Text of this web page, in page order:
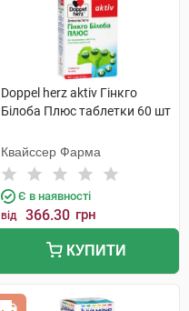
Doppel herz aktiv Гінкго
Білоба Плюс таблетки 60 шт
Квайссер Фарма
Є в наявності
від 366.30 грн
КУПИТИ